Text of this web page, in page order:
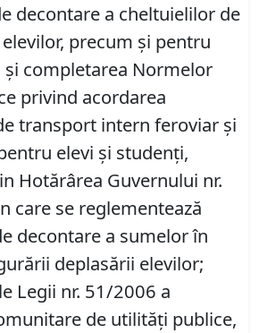
decontare a cheltuielilor de
precum şi pentru
completarea Normelor
privind acordarea
transport intern feroviar şi
elevi şi studenţi,
Hotărârea Guvernului nr.
care se reglementează
decontare a sumelor în
deplasării elevilor;
Legii nr. 51/2006 a
de utilităţi publice,